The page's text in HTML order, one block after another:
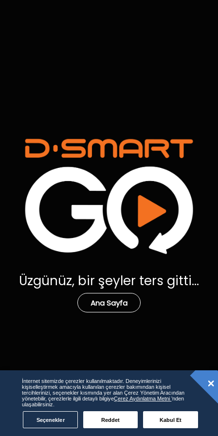
Üzgünüz, bir şeyler ters gitti...
Ana Sayfa
İnternet sitemizde çerezler kullanılmaktadır. Deneyimlerinizi
kişiselleştirmek amacıyla kullanılan çerezler bakımından kişisel
tercihlerinizi, seçenekler kısmında yer alan Çerez Yönetim Aracından
yönetebilir, çerezlerle ilgili detaylı bilgiyeÇerez Aydınlatma Metni’nden
ulaşabilirsiniz.
Seçenekler Reddet Kabul Et